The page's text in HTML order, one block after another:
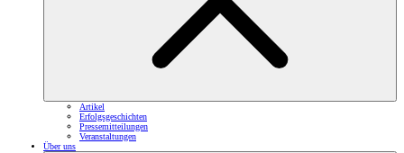
Artikel
Erfolgsgeschichten
Pressemitteilungen
Veranstaltungen
Über uns